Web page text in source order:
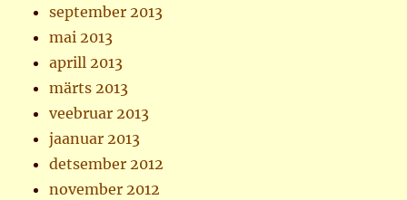
september 2013
mai 2013
aprill 2013
märts 2013
veebruar 2013
jaanuar 2013
detsember 2012
november 2012